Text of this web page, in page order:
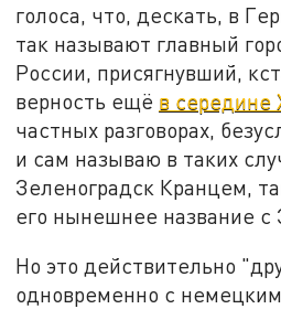
голоса, что, дескать, в
так называют главный
России, присягнувший,
верность ещё в середине
частных разговорах,
и сам называю в таких
Зеленоградск Кранцем,
его нынешнее название с
Но это действительно
одновременно с